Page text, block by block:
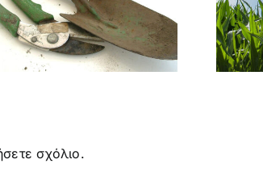
ΚΑΛΛΙΕΡΓΕΙΕΣ
(GMO) ΣΗΜΕΡΑ
σχόλιο.